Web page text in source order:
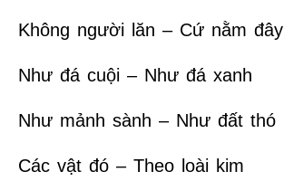
Không người lăn – Cứ nằm đây
Như đá cuội – Như đá xanh
Như mảnh sành – Như đất thó
Các vật đó – Theo loài kim